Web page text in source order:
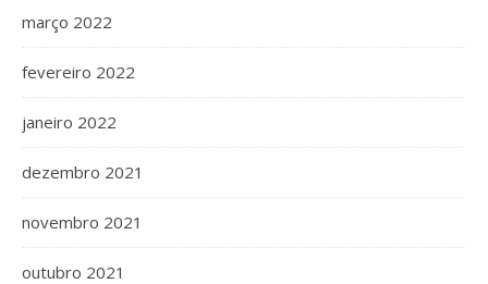
março 2022
fevereiro 2022
janeiro 2022
dezembro 2021
novembro 2021
outubro 2021